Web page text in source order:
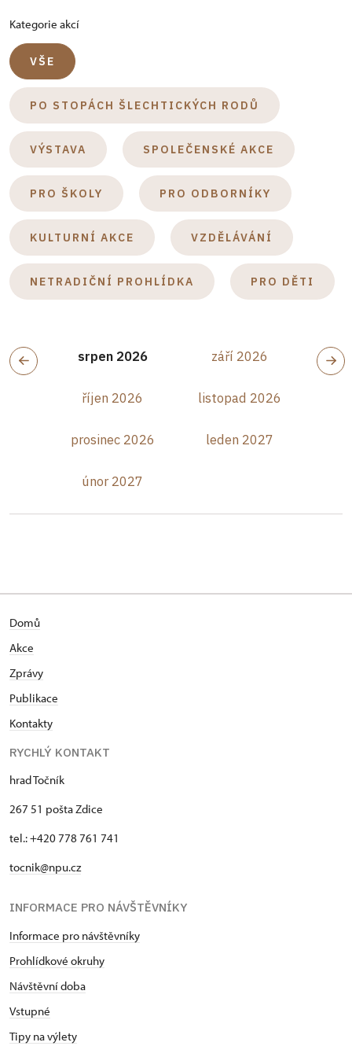
Kategorie akcí
VŠE
PO STOPÁCH ŠLECHTICKÝCH RODŮ
VÝSTAVA SPOLEČENSKÉ AKCE
PRO ŠKOLY PRO ODBORNÍKY
KULTURNÍ AKCE VZDĚLÁVÁNÍ
NETRADIČNÍ PROHLÍDKA PRO DĚTI
srpen 2026 září 2026
říjen 2026 listopad 2026
prosinec 2026 leden 2027
únor 2027
Domů
Akce
Zprávy
Publikace
Kontakty
RYCHLÝ KONTAKT
hrad Točník
267 51 pošta Zdice
tel.: +420 778 761 741
tocnik@npu.cz
INFORMACE PRO NÁVŠTĚVNÍKY
Informace pro návštěvníky
Prohlídkové okruhy
Návštěvní doba
Vstupné
Tipy na výlety